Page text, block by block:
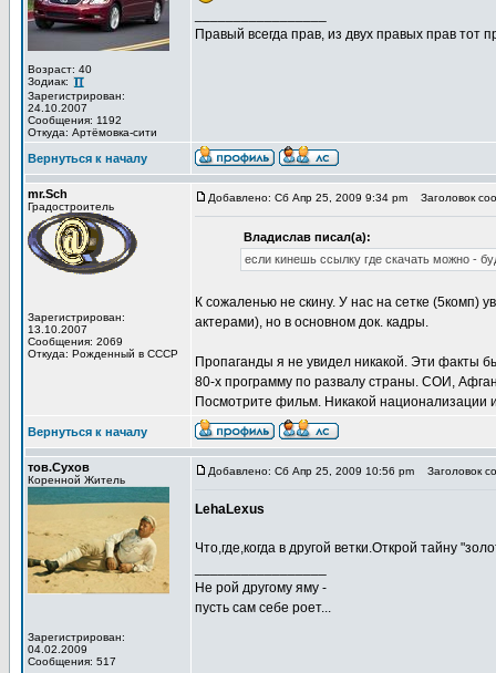
Возраст: 40
Зодиак:
Зарегистрирован:
24.10.2007
Сообщения: 1192
Откуда: Артёмовка-сити
Правый всегда прав, из двух правых прав тот
Вернуться к началу
mr.Sch
Градостроитель
Зарегистрирован:
13.10.2007
Сообщения: 2069
Откуда: Рожденный в СССР
Добавлено: Сб Апр 25, 2009 9:34 pm Заголовок
Владислав писал(а):
если кинешь ссылку где скачать можно -
К сожаленью не скину. У нас на сетке (5комп)
актерами), но в основном док. кадры.
Пропаганды я не увидел никакой. Эти факты
80-х программу по развалу страны. СОИ,
Посмотрите фильм. Никакой национализации
Вернуться к началу
тов.Сухов
Коренной Житель
Зарегистрирован:
04.02.2009
Сообщения: 517
Добавлено: Сб Апр 25, 2009 10:56 pm Заголовок
LehaLexus
Что,где,когда в другой ветки.Открой тайну
Не рой другому яму -
пусть сам себе роет...